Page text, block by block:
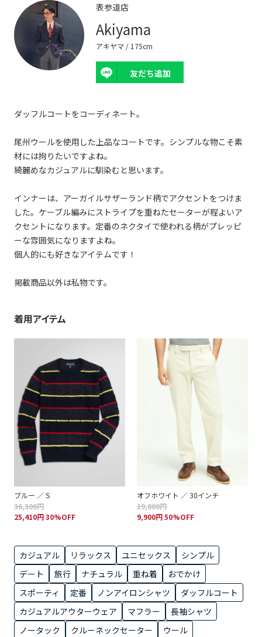
表参道店
Akiyama
アキヤマ / 175cm
友だち追加
ダッフルコートをコーディネート。
尾州ウールを使用した上品なコートです。シンプルな物こそ素
材には拘りたいですよね。
綺麗めなカジュアルに馴染むと思います。
インナーは、アーガイルサザーランド柄でアクセントをつけま
した。ケーブル編みにストライプを重ねたセーターが程よいア
クセントになります。定番のネクタイで使われる柄がプレッピ
ーな雰囲気になりますよね。
個人的にも好きなアイテムです！
掲載商品以外は私物です。
着用アイテム
ブルー ／ S
36,300円
25,410円 30%OFF
オフホワイト ／ 30インチ
19,800円
9,900円 50%OFF
カジュアル リラックス ユニセックス
シンプル
デート
旅行 ナチュラル 重ね着
おでかけ
スポーティ
定番 ノンアイロンシャツ
ダッフルコート
カジュアルアウターウェア
マフラー
長袖シャツ
ノータック
クルーネックセーター
ウール